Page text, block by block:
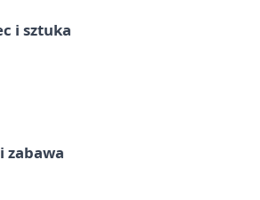
i sztuka
zabawa